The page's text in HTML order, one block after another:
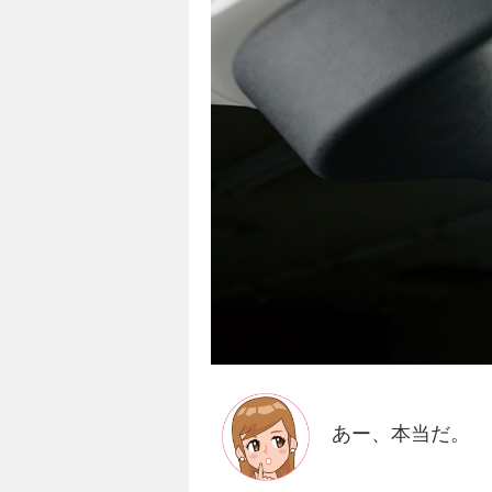
あー、本当だ。